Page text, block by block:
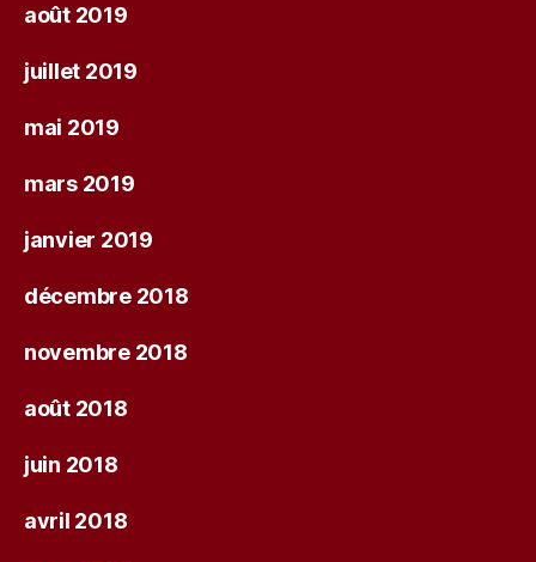
août 2019
juillet 2019
mai 2019
mars 2019
janvier 2019
décembre 2018
novembre 2018
août 2018
juin 2018
avril 2018